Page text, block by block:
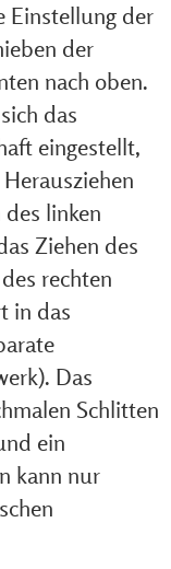
Einstellung der
der
nach oben.
das
eingestellt,
linken
Ziehen des
rechten
in das
Das
Schlitten
ein
kann nur